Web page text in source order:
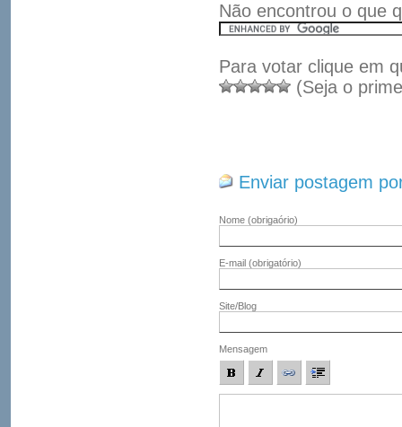
Não encontrou o que
Para votar clique em
(Seja o
Enviar postagem
Nome (obrigaório)
E-mail (obrigatório)
Site/Blog
Mensagem